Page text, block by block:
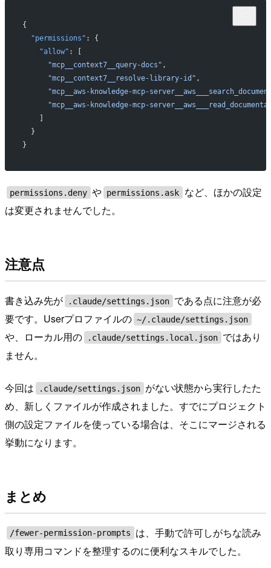
{
  "permissions"
: {
    "allow"
: [
      "mcp__context7__query-docs"
,
      "mcp__context7__resolve-library-id"
,
"mcp__aws-knowledge-mcp-
"mcp__aws-knowledge-mcp-
    ]
  }
}
permissions.deny や permissions.ask
など、ほかの設定
は変更されませんでした。
注意点
書き込み先が .claude/settings.json である点に注意が必
要です。Userプロファイルの ~/.claude/settings.json
や、ローカル用の .claude/settings.local.json ではあり
ません。
今回は .claude/settings.json がない状態から実行したた
め、新しくファイルが作成されました。すでにプロジェクト
側の設定ファイルを使っている場合は、そこにマージされる
挙動になります。
まとめ
/fewer-permission-prompts
は、手動で許可しがちな読み
取り専用コマンドを整理するのに便利なスキルでした。